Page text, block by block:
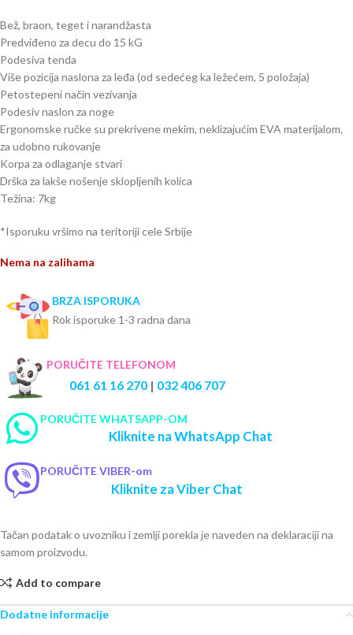
Bež, braon, teget i narandžasta
Predviđeno za decu do 15 kG
Podesiva tenda
Više pozicija naslona za leđa (od sedećeg ka ležećem, 5 položaja)
Petostepeni način vezivanja
Podesiv naslon za noge
Ergonomske ručke su prekrivene mekim, neklizajućim EVA materijalom,
za udobno rukovanje
Korpa za odlaganje stvari
Drška za lakše nošenje sklopljenih kolica
Težina: 7kg
*Isporuku vršimo na teritoriji cele Srbije
Nema na zalihama
BRZA ISPORUKA
Rok isporuke 1-3 radna dana
PORUČITE TELEFONOM
061 61 16 270 | 032 406 707
PORUČITE WHATSAPP-OM
Kliknite na WhatsApp Chat
PORUČITE VIBER-om
Kliknite za Viber Chat
Tačan podatak o uvozniku i zemlji porekla je naveden na deklaraciji na
samom proizvodu.
Add to compare
Dodatne informacije